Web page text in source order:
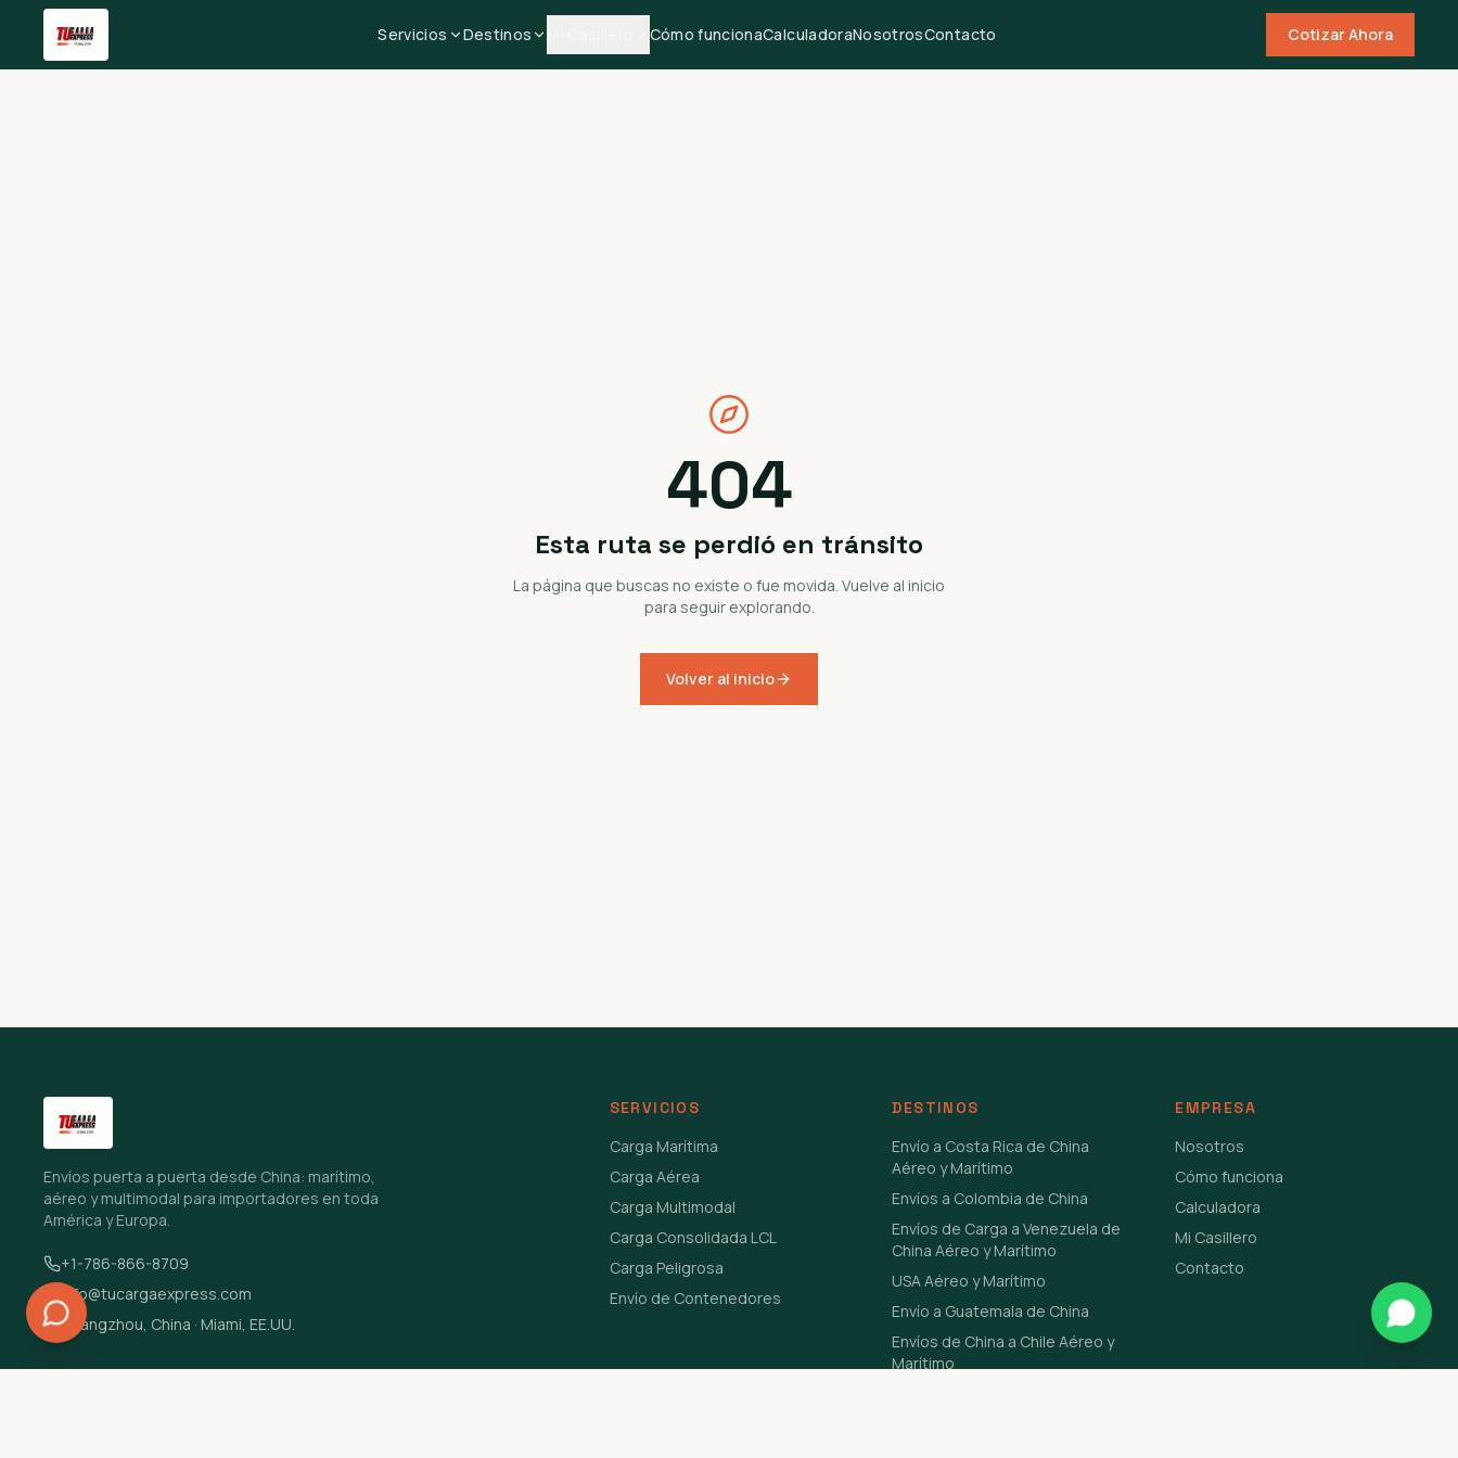
Servicios Destinos Cómo funcionaCalculadoraNosotrosContacto Cotizar Ahora
404
Esta ruta se perdió en tránsito
La página que buscas no existe o fue movida. Vuelve al inicio
para seguir explorando.
Volver al inicio
Envíos puerta a puerta desde China: marítimo,
aéreo y multimodal para importadores en toda
América y Europa.
+1-786-866-8709
info@tucargaexpress.com
Guangzhou, China · Miami, EE.UU.
SERVICIOS
Carga Marítima
Carga Aérea
Carga Multimodal
Carga Consolidada LCL
Carga Peligrosa
Envío de Contenedores
DESTINOS
Envío a Costa Rica de China
Aéreo y Marítimo
Envíos a Colombia de China
Envíos de Carga a Venezuela de
China Aéreo y Marítimo
USA Aéreo y Marítimo
Envío a Guatemala de China
Envíos de China a Chile Aéreo y
Marítimo
EMPRESA
Nosotros
Cómo funciona
Calculadora
Mi Casillero
Contacto